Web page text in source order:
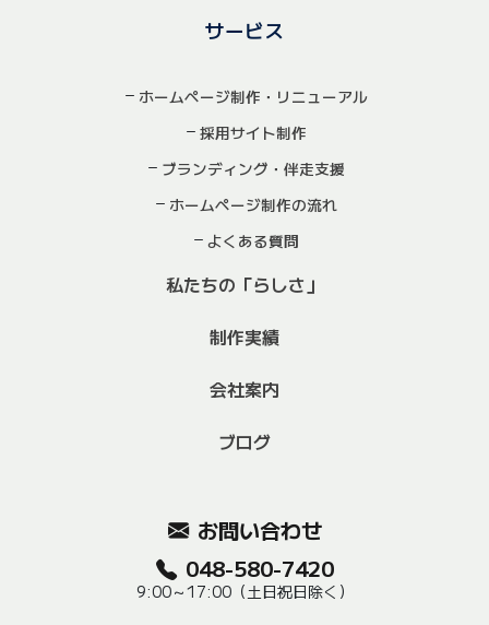
サービス
ホームページ制作・リニューアル
採用サイト制作
ブランディング・伴走支援
ホームページ制作の流れ
よくある質問
私たちの「らしさ」
制作実績
会社案内
ブログ
お問い合わせ
048-580-7420
9:00～17:00（土日祝日除く）